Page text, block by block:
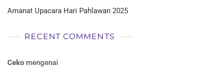
Amanat Upacara Hari Pahlawan 2025
RECENT COMMENTS
Ceko mengenai